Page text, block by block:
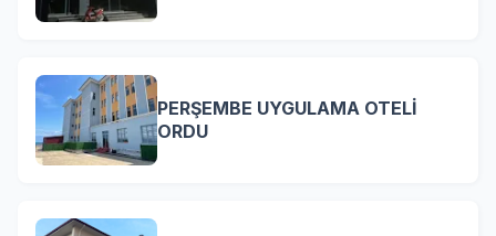
PERŞEMBE UYGULAMA OTELİ
ORDU